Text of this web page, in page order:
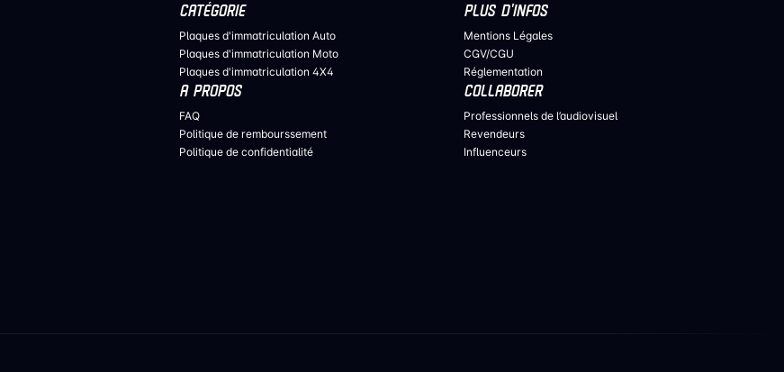
CATÉGORIE
Plaques d'immatriculation Auto
Plaques d'immatriculation Moto
Plaques d'immatriculation 4X4
PLUS D’INFOS
Mentions Légales
CGV/CGU
Réglementation
A PROPOS
FAQ
Politique de rembourssement
Politique de confidentialité
COLLABORER
Professionnels de l’audiovisuel
Revendeurs
Influenceurs